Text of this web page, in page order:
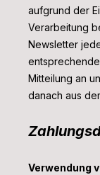
aufgrund der
Verarbeitung
Newsletter
Mitteilung an
danach aus
Verwendung